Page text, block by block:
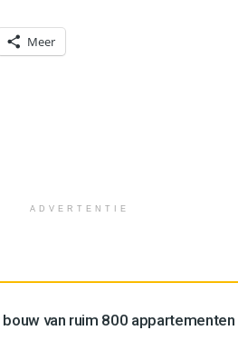
Meer
ADVERTENTIE
van ruim 800